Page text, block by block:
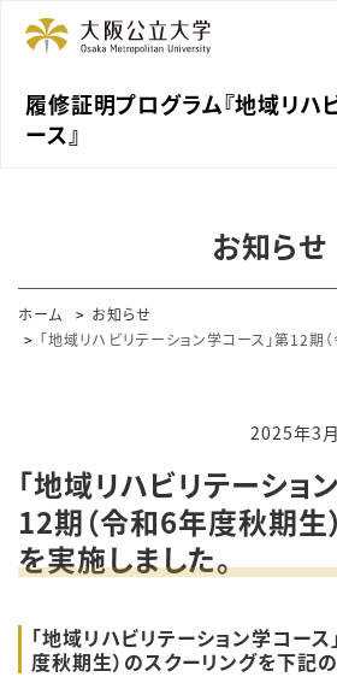
履修証明プログラム『地域リハ
ース』
お知らせ
ホーム
お知らせ
「地域リハビリテーション学コース」第12期
2025年3
「地域リハビリテーショ
12期（令和6年度秋期生
を実施しました。
「地域リハビリテーション学コー
度秋期生）のスクーリングを下記